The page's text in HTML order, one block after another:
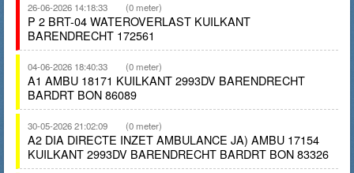
26-06-2026 14:18:33 (0 meter)
P 2 BRT-04 WATEROVERLAST KUILKANT
BARENDRECHT 172561
04-06-2026 18:40:33 (0 meter)
A1 AMBU 18171 KUILKANT 2993DV BARENDRECHT
BARDRT BON 86089
30-05-2026 21:02:09 (0 meter)
A2 DIA DIRECTE INZET AMBULANCE JA) AMBU 17154
KUILKANT 2993DV BARENDRECHT BARDRT BON 83326